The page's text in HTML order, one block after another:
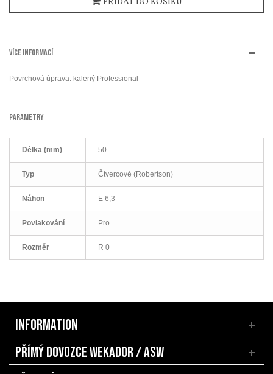
VÍCE INFORMACÍ
Povrchová úprava: kalený Professional
PARAMETRY
Délka (mm) 50
Typ Čtvercové (Robertson)
Náhon E 6,3
Povlakování Pro
Rozměr R 0
INFORMATION
PŘÍMÝ DOVOZCE WEKADOR / ASW